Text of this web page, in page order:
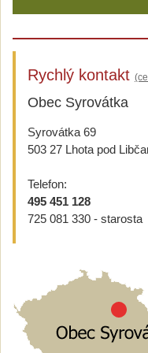
Rychlý kontakt
Obec Syrovátka
Syrovátka 69
503 27 Lhota pod
Telefon:
495 451 128
725 081 330 - starosta